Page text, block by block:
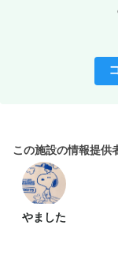
この施設の情報提供
やました